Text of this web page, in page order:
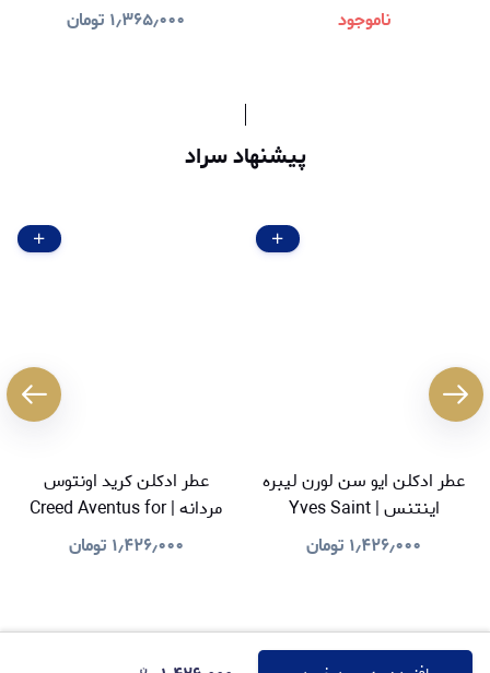
ناموجود
۱٫۳۶۵٫۰۰۰ تومان
پیشنهاد سراد
عطر ادکلن ایو سن لورن لیبره
اینتنس | Yves Saint
Laurent Libre Intense
۱٫۴۲۶٫۰۰۰ تومان
عطر ادکلن کرید اونتوس
مردانه | Creed Aventus for
Men
۱٫۴۲۶٫۰۰۰ تومان